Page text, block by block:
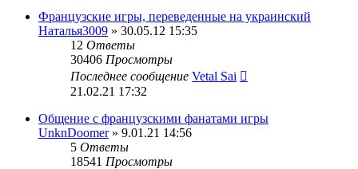
Французские игры, переведенные на украинский
Наталья3009 » 30.05.12 15:35
12 Ответы
30406 Просмотры
Последнее сообщение Vetal Sai
21.02.21 17:32
Общение с французскими фанатами игры
UnknDoomer» 9.01.21 14:56
5 Ответы
18541 Просмотры